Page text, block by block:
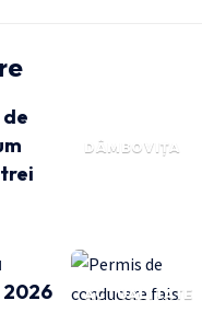
DÂMBOVIȚA
ACTUALITATE